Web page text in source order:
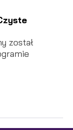
został